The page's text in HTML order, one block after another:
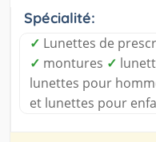
Spécialité:
✓ Lunettes de
✓ montures ✓
lunettes pour
et lunettes pour